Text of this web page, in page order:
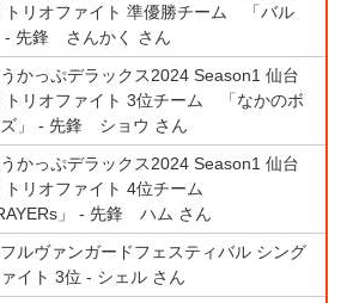
トリオファイト 準優勝チーム 「バル
- 先鋒 さんかく さん
かっぷデラックス2024 Season1 仙台
トリオファイト 3位チーム 「なかのボ
」 - 先鋒 ショウ さん
かっぷデラックス2024 Season1 仙台
トリオファイト 4位チーム
」 - 先鋒 ハム さん
ルヴァンガードフェスティバル シング
イト 3位 - シェル さん